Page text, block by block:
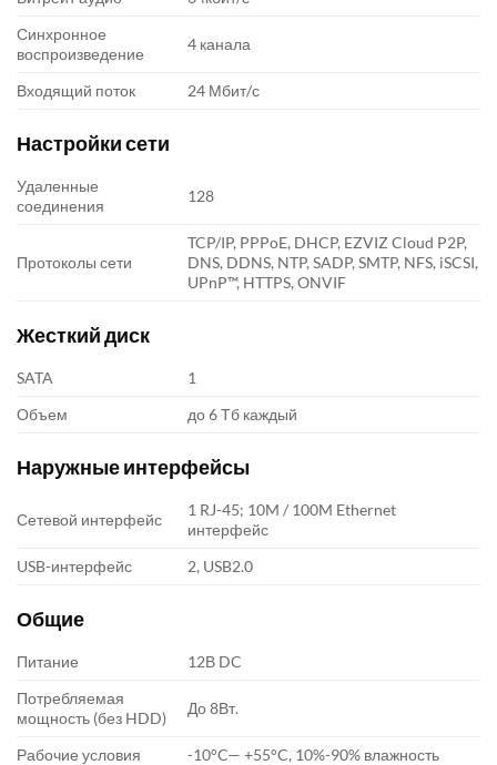
Синхронное
воспроизведение
4 канала
Входящий поток 24 Мбит/с
Настройки сети
Удаленные
соединения
128
Протоколы сети
TCP/IP, PPPoE, DHCP, EZVIZ Cloud P2P,
DNS, DDNS, NTP, SADP, SMTP, NFS, iSCSI,
UPnP™, HTTPS, ONVIF
Жесткий диск
SATA
1
Объем
до 6 Тб каждый
Наружные интерфейсы
Сетевой интерфейс
1 RJ-45; 10M / 100M Ethernet
интерфейс
USB-интерфейс
2, USB2.0
Общие
Питание
12В DC
Потребляемая
мощность (без HDD)
До 8Вт.
Рабочие условия
-10°C— +55°C, 10%-90% влажность